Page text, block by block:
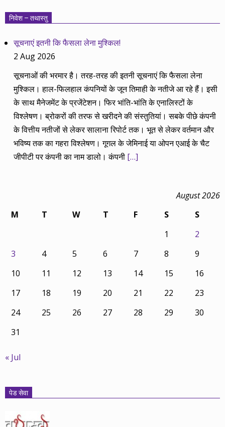
निवेश – तथास्तु
सूचनाएं इतनी कि फैसला लेना मुश्किल!
2 Aug 2026
सूचनाओं की भरमार है। तरह-तरह की इतनी सूचनाएं कि फैसला लेना
मुश्किल। हाल-फिलहाल कंपनियों के जून तिमाही के नतीजे आ रहे हैं। इसी
के साथ मैनेजमेंट के प्रजेंटेशन। फिर भांति-भांति के एनालिस्टों के
विश्लेषण। ब्रोकरों की तरफ से खरीदने की संस्तुतियां। सबके पीछे कंपनी
के वित्तीय नतीजों से लेकर सालाना रिपोर्ट तक। भूत से लेकर वर्तमान और
भविष्य तक का गहरा विश्लेषण। गूगल के जेमिनाई या ओपन एआई के चैट
जीपीटी पर कंपनी का नाम डालो। कंपनी […]
August 2026
M
T W T F S
S
1
2
3
4 5 6 7 8
9
10
11 12 13 14 15
16
17
18 19 20 21 22
23
24
25 26 27 28 29
30
31
« Jul
पेड सेवा